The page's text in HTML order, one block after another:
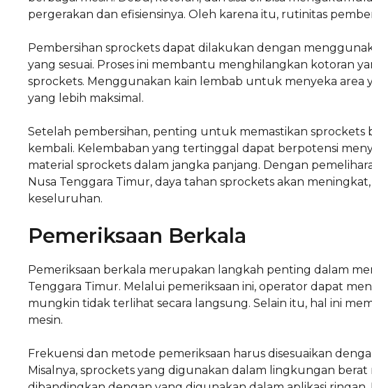
pergerakan dan efisiensinya. Oleh karena itu, rutinitas
Pembersihan sprockets dapat dilakukan dengan
yang sesuai. Proses ini membantu menghilangkan kotoran
sprockets. Menggunakan kain lembab untuk menyeka area
yang lebih maksimal.
Setelah pembersihan, penting untuk memastikan sprockets
kembali. Kelembaban yang tertinggal dapat berpotensi
material sprockets dalam jangka panjang. Dengan
Nusa Tenggara Timur, daya tahan sprockets akan
keseluruhan.
Pemeriksaan Berkala
Pemeriksaan berkala merupakan langkah penting dalam
Tenggara Timur. Melalui pemeriksaan ini, operator dapat
mungkin tidak terlihat secara langsung. Selain itu, hal ini
mesin.
Frekuensi dan metode pemeriksaan harus disesuaikan
Misalnya, sprockets yang digunakan dalam lingkungan